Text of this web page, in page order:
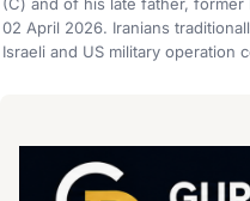
02 April 2026. Iranians
Israeli and US military operation